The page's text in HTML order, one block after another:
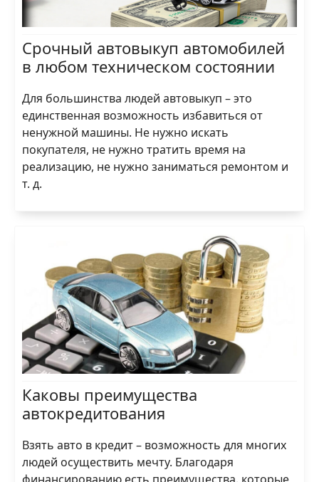
Срочный автовыкуп автомобилей
в любом техническом состоянии
Для большинства людей автовыкуп – это
единственная возможность избавиться от
ненужной машины. Не нужно искать
покупателя, не нужно тратить время на
реализацию, не нужно заниматься ремонтом и
т. д.
Каковы преимущества
автокредитования
Взять авто в кредит – возможность для многих
людей осуществить мечту. Благодаря